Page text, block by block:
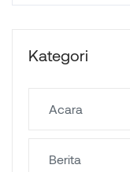
Kategori
Acara
Berita